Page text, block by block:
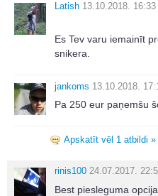
Latish 13.10.2018. 16:33
Es Tev varu iemainīt
snikera.
jankoms 13.10.2018.
Pa 250 eur paņemšu
Apskatīt vēl 1 atbildi »
rinis100 24.07.2017.
Best piesleguma